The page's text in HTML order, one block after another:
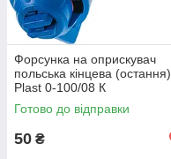
Форсунка на оприскувач
польська кінцева (остання)
Plast 0-100/08 К
Готово до відправки
50 ₴